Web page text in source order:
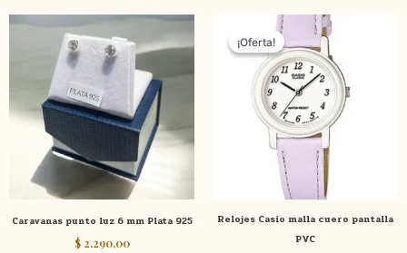
Caravanas punto luz 6 mm Plata 925
$2.290,00
¡Oferta!
¡Oferta!
Relojes Casio malla cuero pantalla
PVC
El
precio
original
era:
$ 2.390,00.